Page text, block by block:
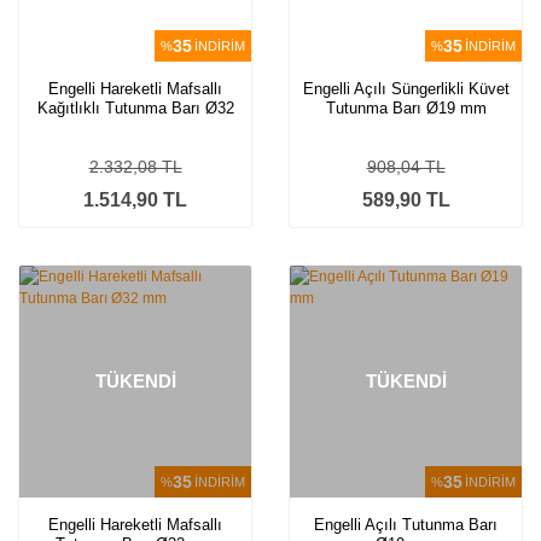
%35 İNDİRİM
Engelli Hareketli Mafsallı
Kağıtlıklı Tutunma Barı Ø32
1.514,90 TL
2.332,08 TL
%35 İNDİRİM
Engelli Açılı Süngerlikli Küvet
Tutunma Barı Ø19 mm
589,90 TL
908,04 TL
%35 İNDİRİM
TÜKENDİ
Engelli Hareketli Mafsallı
%35 İNDİRİM
TÜKENDİ
Engelli Açılı Tutunma Barı